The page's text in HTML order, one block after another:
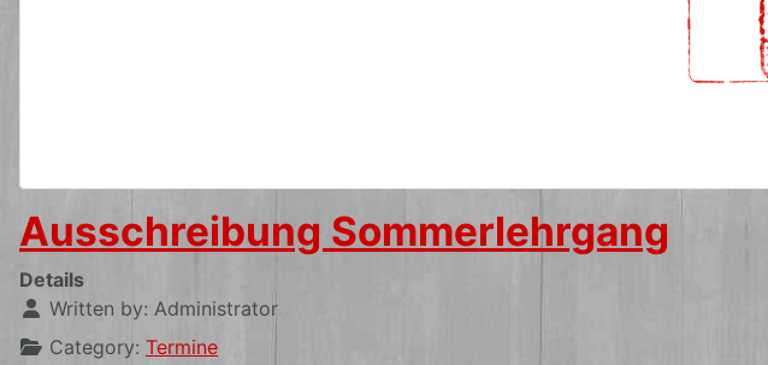
Ausschreibung Sommerlehrgang
Details
Written by: Administrator
Category: Termine